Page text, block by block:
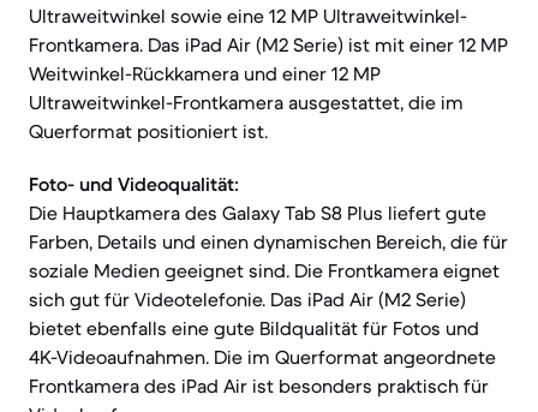
Ultraweitwinkel sowie eine 12 MP Ultraweitwinkel-
Frontkamera. Das iPad Air (M2 Serie) ist mit einer 12 MP
Weitwinkel-Rückkamera und einer 12 MP
Ultraweitwinkel-Frontkamera ausgestattet, die im
Querformat positioniert ist.
Foto- und Videoqualität:
Die Hauptkamera des Galaxy Tab S8 Plus liefert gute
Farben, Details und einen dynamischen Bereich, die für
soziale Medien geeignet sind. Die Frontkamera eignet
sich gut für Videotelefonie. Das iPad Air (M2 Serie)
bietet ebenfalls eine gute Bildqualität für Fotos und
4K-Videoaufnahmen. Die im Querformat angeordnete
Frontkamera des iPad Air ist besonders praktisch für